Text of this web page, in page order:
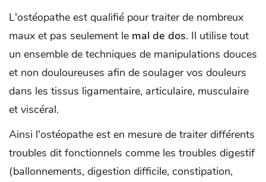
L'ostéopathe est qualifié pour traiter de nombreux
maux et pas seulement le mal de dos. Il utilise tout
un ensemble de techniques de manipulations douces
et non douloureuses afin de soulager vos douleurs
dans les tissus ligamentaire, articulaire, musculaire
et viscéral.
Ainsi l'ostéopathe est en mesure de traiter différents
troubles dit fonctionnels comme les troubles digestif
(ballonnements, digestion difficile, constipation,